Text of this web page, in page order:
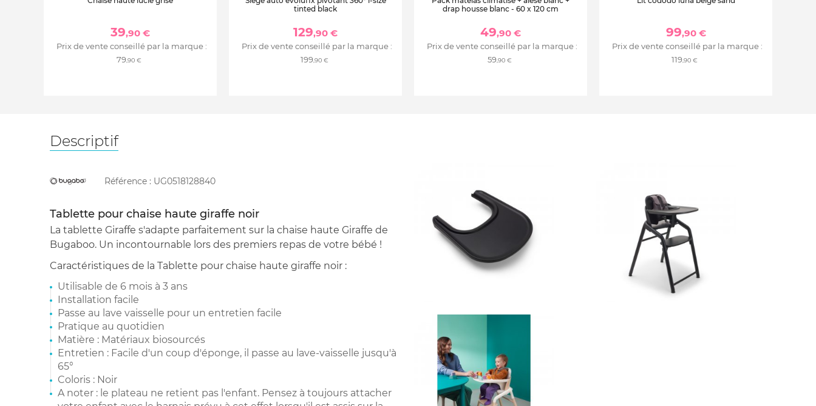
39,90 €
Prix de vente conseillé par la marque :
79,90 €
tinted black
129,90 €
Prix de vente conseillé par la marque :
199,90 €
drap housse blanc - 60 x 120 cm
49,90 €
Prix de vente conseillé par la marque :
59,90 €
99,90 €
Prix de vente conseillé par la marque :
119,90 €
Descriptif
Référence : UG0518128840
Tablette pour chaise haute giraffe noir
La tablette Giraffe s'adapte parfaitement sur la chaise haute Giraffe de
Bugaboo. Un incontournable lors des premiers repas de votre bébé !
Caractéristiques de la Tablette pour chaise haute giraffe noir :
Utilisable de 6 mois à 3 ans
Installation facile
Passe au lave vaisselle pour un entretien facile
Pratique au quotidien
Matière : Matériaux biosourcés
Entretien : Facile d'un coup d'éponge, il passe au lave-vaisselle jusqu'à
65°
Coloris : Noir
A noter : le plateau ne retient pas l'enfant. Pensez à toujours attacher